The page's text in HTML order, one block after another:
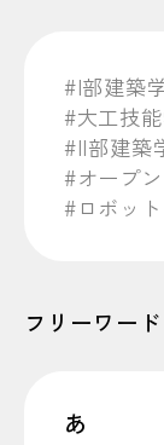
#I部建築
#大工技
#II部建築
#オープ
#ロボッ
フリーワード
あ